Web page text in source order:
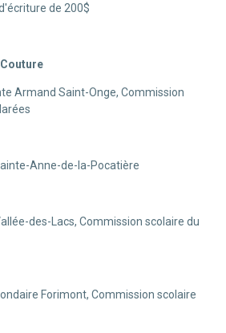
de 200$
Armand Saint-Onge, Commission
Anne-de-la-Pocatière
des-Lacs, Commission scolaire du
Forimont, Commission scolaire